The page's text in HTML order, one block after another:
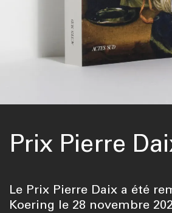
Prix Pierre
Le Prix Pierre Daix a été
Koering le 28 novembre